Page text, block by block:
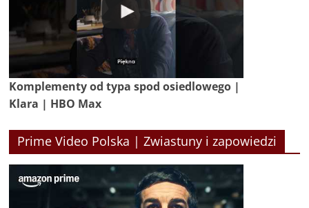
Komplementy od typa spod osiedlowego |
Klara | HBO Max
Prime Video Polska | Zwiastuny i zapowiedzi